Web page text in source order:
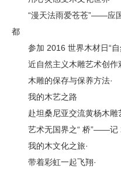
“漫天法雨爱苍苍”——应国
都
参加 2016 世界木材日“自
近自然主义木雕艺术创作
木雕的保存与保养方法·
我的木艺之路
赴坦桑尼亚交流黄杨木雕
艺术无国界之“ 桥”——记
我的木文化之旅·
带着彩虹一起飞翔·